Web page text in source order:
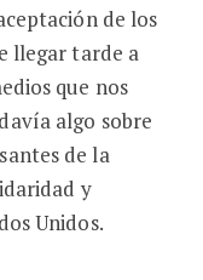
de los
llegar tarde a
que nos
algo sobre
de la
y
Unidos.